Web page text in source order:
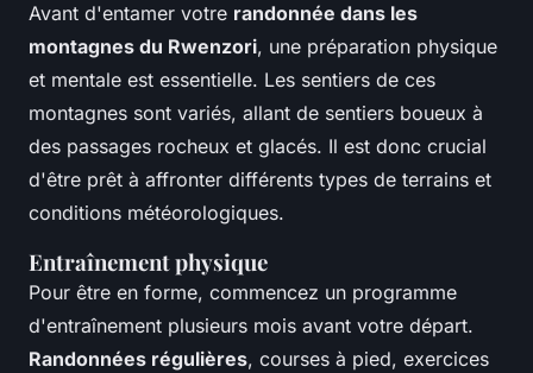
Avant d'entamer votre randonnée dans les
montagnes du Rwenzori, une préparation physique
et mentale est essentielle. Les sentiers de ces
montagnes sont variés, allant de sentiers boueux à
des passages rocheux et glacés. Il est donc crucial
d'être prêt à affronter différents types de terrains et
conditions météorologiques.
Entraînement physique
Pour être en forme, commencez un programme
d'entraînement plusieurs mois avant votre départ.
Randonnées régulières, courses à pied, exercices